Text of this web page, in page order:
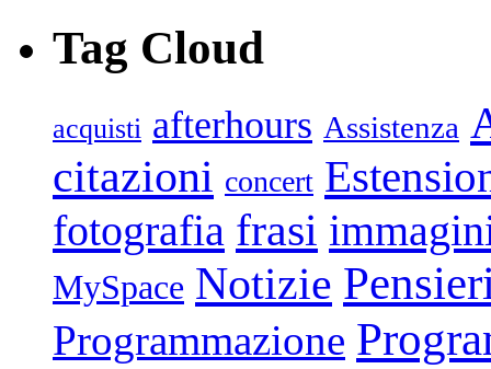
Tag Cloud
acquisti afterhours Assistenza
citazioni concert
fotografia frasi
MySpace Notizie
Programmazione